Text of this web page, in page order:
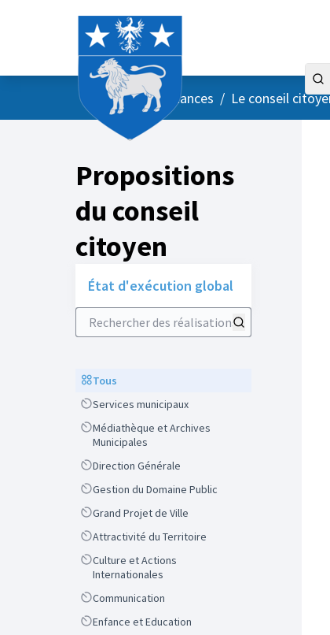
AccueilMenu principal
/ Vos instances / Le conseil
Propositions
du conseil
citoyen
État d'exécution global
Rechercher des réalisations
ScopeTous
ScopeServices municipaux
Scope
Médiathèque et Archives
Municipales
ScopeDirection Générale
ScopeGestion du Domaine Public
ScopeGrand Projet de Ville
ScopeAttractivité du Territoire
Scope
Culture et Actions
Internationales
ScopeCommunication
ScopeEnfance et Education